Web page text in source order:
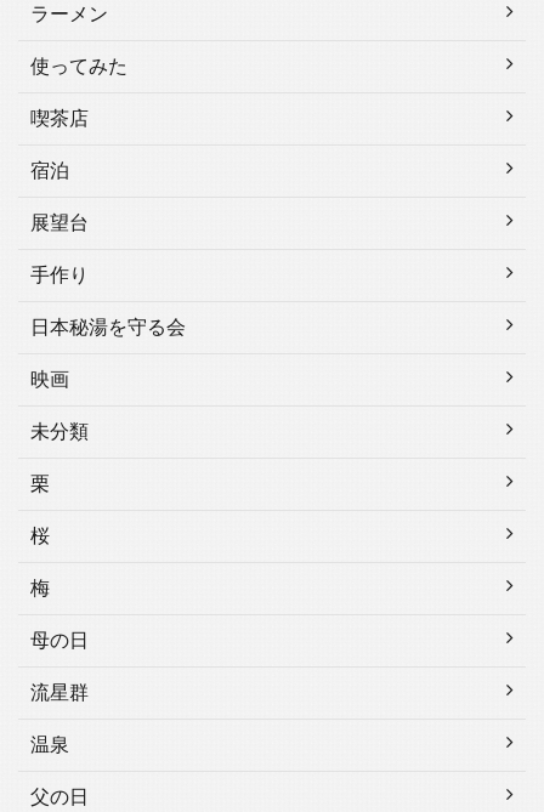
ラーメン
使ってみた
喫茶店
宿泊
展望台
手作り
日本秘湯を守る会
映画
未分類
栗
桜
梅
母の日
流星群
温泉
父の日